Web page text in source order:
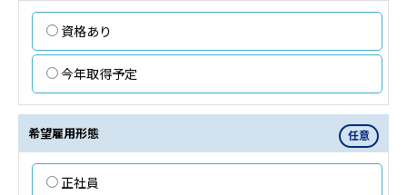
資格あり
今年取得予定
希望雇用形態 任意
正社員